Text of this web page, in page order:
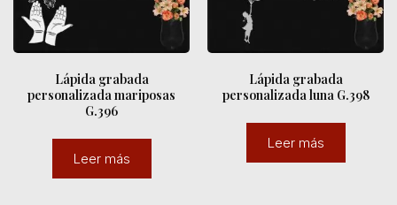
Lápida grabada
personalizada mariposas
G.396
Leer más
Lápida grabada
personalizada luna G.398
Leer más